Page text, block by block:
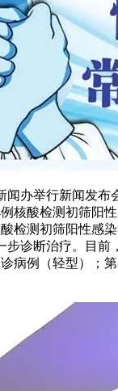
办举行新闻发布
核酸检测初筛阳
检测初筛阳性感
步诊断治疗。目前
病例（轻型）；